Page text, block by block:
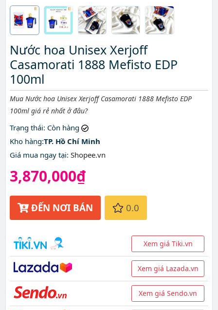
Nước hoa Unisex Xerjoff
Casamorati 1888 Mefisto EDP
100ml
Mô tả ngắn
Mua Nước hoa Unisex Xerjoff Casamorati 1888 Mefisto EDP
100ml giá rẻ nhất ở đâu?
Trạng thái: Còn hàng
Kho hàng:TP. Hồ Chí Minh
Giá mua ngay tại: Shopee.vn
3,870,000₫
ĐẾN NƠI BÁN 0.0
Xem giá Tiki.vn
Xem giá Lazada.vn
Xem giá Sendo.vn